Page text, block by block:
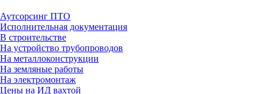
Аутсорсинг ПТО
Исполнительная документация
В строительстве
На устройство трубопроводов
На металлоконструкции
На земляные работы
На электромонтаж
Цены на ИД вахтой